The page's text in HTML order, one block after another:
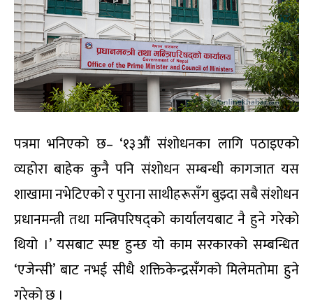
पत्रमा भनिएको छ– ‘१३औं संशोधनका लागि पठाइएको
व्यहोरा बाहेक कुनै पनि संशोधन सम्बन्धी कागजात यस
शाखामा नभेटिएको र पुराना साथीहरूसँग बुझ्दा सबै संशोधन
प्रधानमन्त्री तथा मन्त्रिपरिषद्को कार्यालयबाट नै हुने गरेको
थियो ।’ यसबाट स्पष्ट हुन्छ यो काम सरकारको सम्बन्धित
‘एजेन्सी’ बाट नभई सीधै शक्तिकेन्द्रसँगको मिलेमतोमा हुने
गरेको छ ।